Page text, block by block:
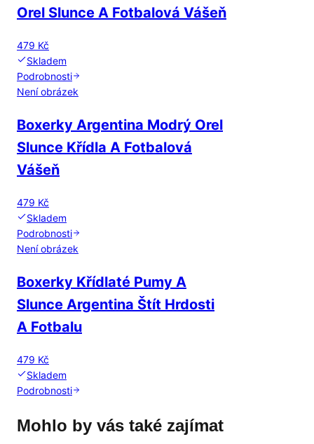
Orel Slunce A Fotbalová Vášeň
479 Kč
Skladem
Podrobnosti
Není obrázek
Boxerky Argentina Modrý Orel
Slunce Křídla A Fotbalová
Vášeň
479 Kč
Skladem
Podrobnosti
Není obrázek
Boxerky Křídlaté Pumy A
Slunce Argentina Štít Hrdosti
A Fotbalu
479 Kč
Skladem
Podrobnosti
Mohlo by vás také zajímat